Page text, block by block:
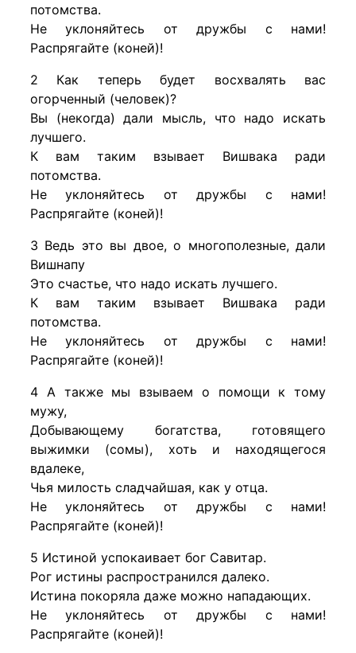
потомства.
Не уклоняйтесь от дружбы с нами!
Распрягайте (коней)!
2 Как теперь будет восхвалять вас
огорченный (человек)?
Вы (некогда) дали мысль, что надо искать
лучшего.
К вам таким взывает Вишвака ради
потомства.
Не уклоняйтесь от дружбы с нами!
Распрягайте (коней)!
3 Ведь это вы двое, о многополезные, дали
Вишнапу
Это счастье, что надо искать лучшего.
К вам таким взывает Вишвака ради
потомства.
Не уклоняйтесь от дружбы с нами!
Распрягайте (коней)!
4 А также мы взываем о помощи к тому
мужу,
Добывающему богатства, готовящего
выжимки (сомы), хоть и находящегося
вдалеке,
Чья милость сладчайшая, как у отца.
Не уклоняйтесь от дружбы с нами!
Распрягайте (коней)!
5 Истиной успокаивает бог Савитар.
Рог истины распространился далеко.
Истина покоряла даже можно нападающих.
Не уклоняйтесь от дружбы с нами!
Распрягайте (коней)!